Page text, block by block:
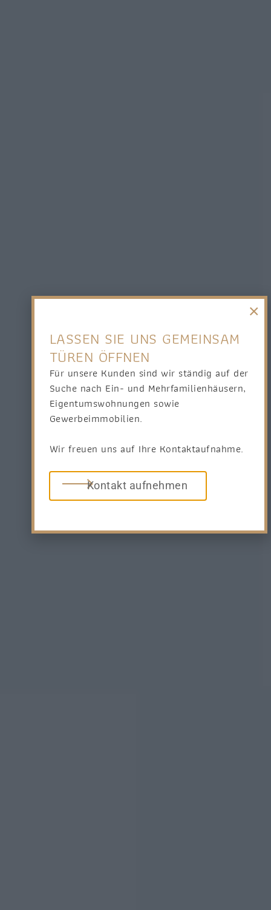
LASSEN SIE UNS GEMEINSAM
TÜREN ÖFFNEN
Für unsere Kunden sind wir ständig auf der
Suche nach Ein- und Mehrfamilienhäusern,
Eigentumswohnungen sowie
Gewerbeimmobilien.
Wir freuen uns auf Ihre Kontaktaufnahme.
Kontakt aufnehmen